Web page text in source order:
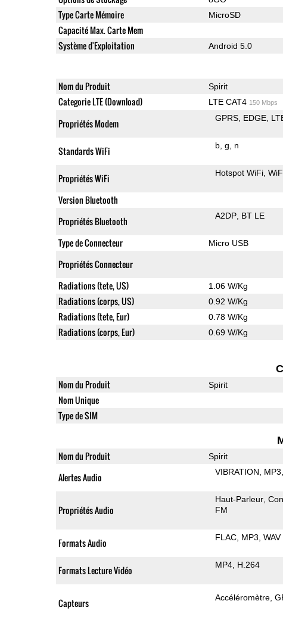
Type Carte Mémoire MicroSD
Capacité Max. Carte Mem
Système d'Exploitation Android 5.0
Nom du Produit Spirit
Categorie LTE (Download) LTE CAT4 150 Mbps
Propriétés Modem GPRS EDGE
Standards WiFi b g n
Propriétés WiFi Hotspot WiFi
Version Bluetooth
Propriétés Bluetooth A2DP BT LE
Type de Connecteur Micro USB
Propriétés Connecteur
Radiations (tete, US) 1.06 W/Kg
Radiations (corps, US) 0.92 W/Kg
Radiations (tete, Eur) 0.78 W/Kg
Radiations (corps, Eur) 0.69 W/Kg
Nom du Produit Spirit
Nom Unique
Type de SIM
Nom du Produit Spirit
Alertes Audio VIBRATION MP3
Propriétés Audio
Haut-Parleur
FM
Formats Audio FLAC MP3 WAV
Formats Lecture Vidéo MP4 H.264
Capteurs Accéléromètre